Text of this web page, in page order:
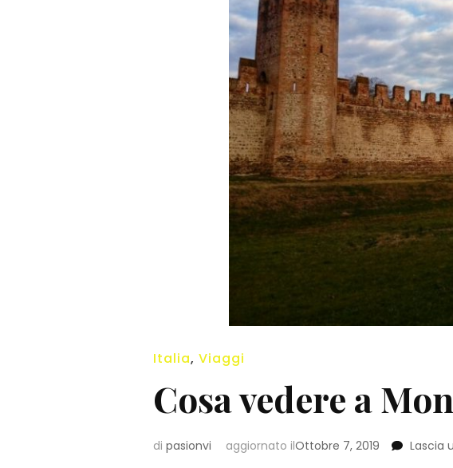
Italia, Viaggi
Cosa vedere a
di pasionvi aggiornato ilOttobre 7, 2019 Lascia